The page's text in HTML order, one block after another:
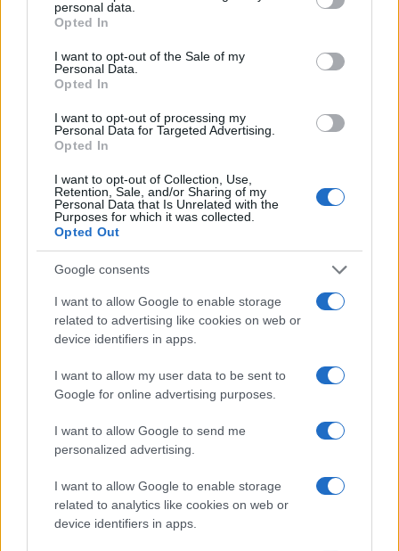
grant or deny consent to Google and its third-party tags to
use your data for below specified purposes in below Google
consent section.
personal data.
Opted In
I want to opt-out of the Sale of my
Personal Data.
Opted In
I want to opt-out of processing my
Personal Data for Targeted Advertising.
Opted In
I want to opt-out of Collection, Use,
Retention, Sale, and/or Sharing of my
Personal Data that Is Unrelated with the
Purposes for which it was collected.
Opted Out
Google consents
I want to allow Google to enable storage
related to advertising like cookies on web or
device identifiers in apps.
I want to allow my user data to be sent to
Google for online advertising purposes.
I want to allow Google to send me
personalized advertising.
I want to allow Google to enable storage
related to analytics like cookies on web or
device identifiers in apps.
Razstava bo v pritličnih prostorih Muzeja Slovenj
Gradec, na Glavnem trgu 24, brezplačno na ogled
do 31. maja 2026.Vabljeni.
Opozorilo:Po 297. členu Kazenskega zakonika je
posameznik kazensko odgovoren za javno spodbujanje
sovraštva, nasilja ali nestrpnosti. Komentarji z žaljivimi,
rasističnimi, diskriminatornimi ali nezakonitimi vsebinami bodo
odstranjeni. Pravila komentiranja →
Failed to fetch
Oglasno sporočilo| Naročnik: